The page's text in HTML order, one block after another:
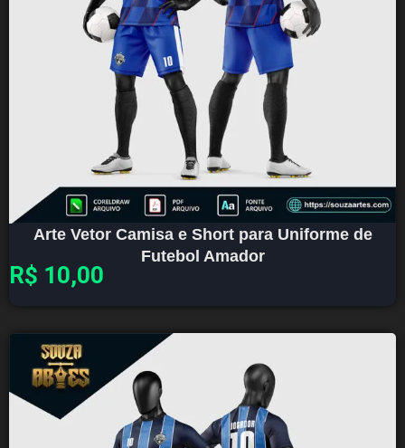
Arte Vetor Camisa e Short para Uniforme de
Futebol Amador
R$ 10,00